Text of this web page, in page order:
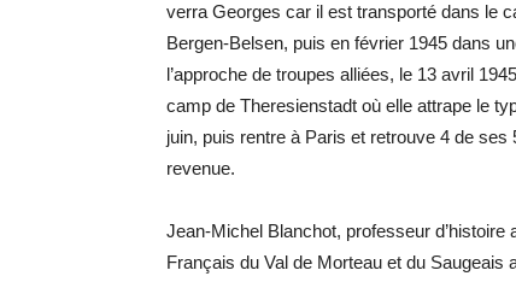
verra Georges car il est transporté dans le
Bergen-Belsen, puis en février 1945 dans
l’approche de troupes alliées, le 13 avril
camp de Theresienstadt où elle attrape le
juin, puis rentre à Paris et retrouve 4 de
revenue.
Jean-Michel Blanchot, professeur
Français du Val de Morteau et du Saugeais